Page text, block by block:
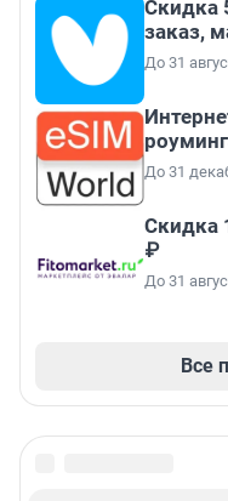
Скидка
заказ,
До 31
До 31
Скидка
₽
До 31
Все